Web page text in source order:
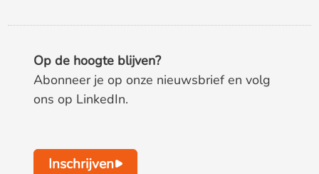
Op de hoogte blijven?
Abonneer je op onze nieuwsbrief en volg
ons op LinkedIn.
Inschrijven